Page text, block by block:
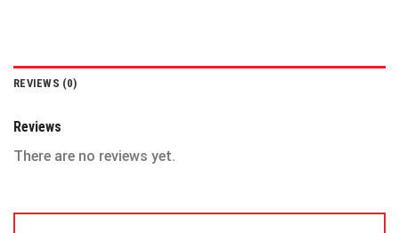
REVIEWS (0)
Reviews
There are no reviews yet.